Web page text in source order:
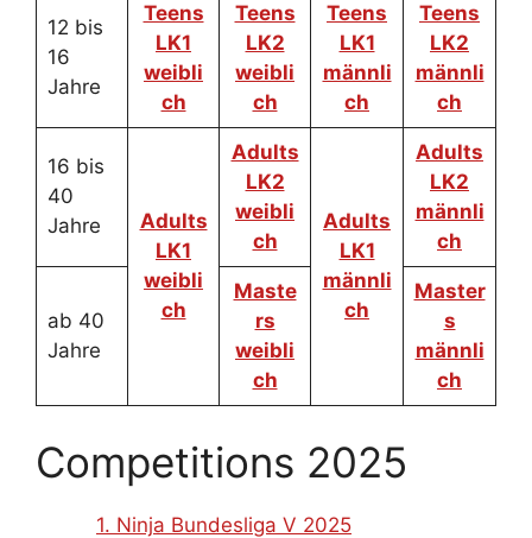
12 bis
16
Jahre
Teens
LK1
weibli
ch
Teens
LK2
weibli
ch
Teens
LK1
männli
ch
Teens
LK2
männli
ch
16 bis
40
Jahre
Adults
LK1
weibli
ch
Adults
LK2
weibli
ch
Adults
LK1
männli
ch
Adults
LK2
männli
ch
ab 40
Jahre
Maste
rs
weibli
ch
Master
s
männli
ch
Competitions 2025
1. Ninja Bundesliga V 2025